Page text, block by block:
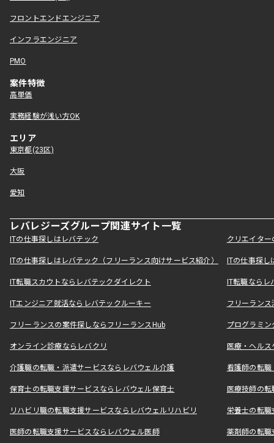
フロントエンドエンジニア
インフラエンジニア
PMO
案件特徴
高単価
実務経験が浅い方OK
エリア
東京都(23区)
大阪
愛知
レバレジーズグループ関連サイト一覧
ITの仕事探しはレバテック クリエイタ
ITの仕事探しはレバテック（フリーランス向けサービス紹介） ITの仕事探
IT転職スカウトならレバテックダイレクト IT転職なら
ITエンジニア就活ならレバテックルーキー フリーラン
フリーランスの案件探しならフリーランスHub プログラミ
オンライン診療ならレバクリ 医療・ヘル
介護職の転職・派遣サービスならレバウェル介護 看護師の転
保育士の転職支援サービスならレバウェル保育士 医療技師の
リハビリ職の転職支援サービスならレバウェルリハビリ 栄養士の転
医師の転職支援サービスならレバウェル医師 薬剤師の転